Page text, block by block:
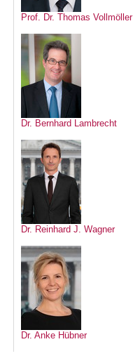
Prof. Dr. Thomas Vollmöller
Dr. Bernhard Lambrecht
Dr. Reinhard J. Wagner
Dr. Anke Hübner